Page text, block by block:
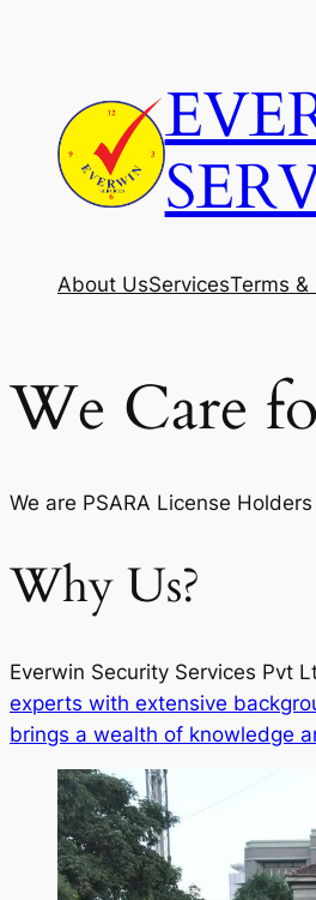
About UsServicesTerms &
We Care
We are PSARA License
Why Us?
Everwin Security Services Pvt
experts with extensive
brings a wealth of knowledge